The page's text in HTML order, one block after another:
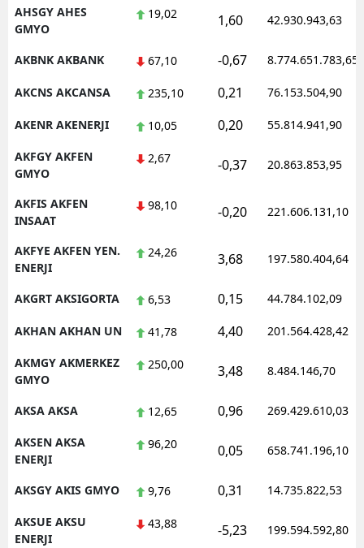
Kahramanmaraş
Mardin
Muğla
Muş
Nevşehir
Rize
Sakarya
Samsun
Siirt
Tekirdağ
Tokat
Trabzon
AHSGY AHES
GMYO
19,02 1,60 42.930.943,63
AKBNK AKBANK 67,10 -0,67 8.774.651.783,65
AKCNS AKCANSA 235,10 0,21 76.153.504,90
AKENR AKENERJI 10,05 0,20 55.814.941,90
AKFGY AKFEN
GMYO
2,67 -0,37 20.863.853,95
AKFIS AKFEN
INSAAT
98,10 -0,20 221.606.131,10
AKFYE AKFEN YEN.
ENERJI
24,26 3,68 197.580.404,64
AKGRT AKSIGORTA 6,53 0,15 44.784.102,09
AKHAN AKHAN UN 41,78 4,40 201.564.428,42
AKMGY AKMERKEZ
GMYO
250,00 3,48 8.484.146,70
AKSA AKSA 12,65 0,96 269.429.610,03
AKSEN AKSA
ENERJI
96,20 0,05 658.741.196,10
AKSGY AKIS GMYO 9,76 0,31 14.735.822,53
AKSUE AKSU
ENERJI
43,88 -5,23 199.594.592,80